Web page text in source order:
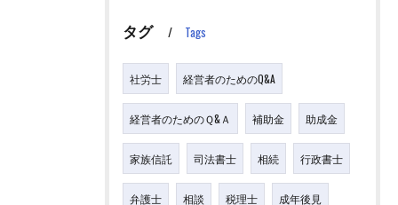
タグ Tags
社労士 経営者のためのQ&A
経営者のためのＱ&Ａ 補助金 助成金
家族信託 司法書士 相続 行政書士
弁護士 相談 税理士 成年後見